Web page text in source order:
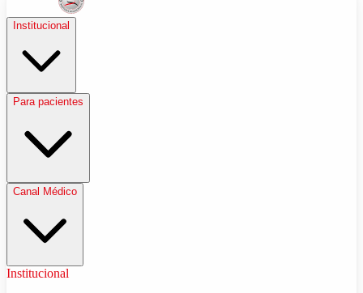
Institucional
Para pacientes
Canal Médico
Institucional